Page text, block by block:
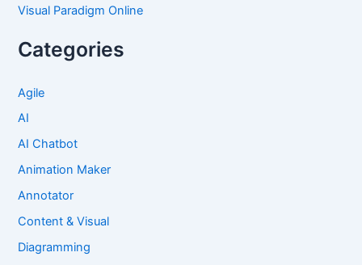
Visual Paradigm Online
Categories
Agile
AI
AI Chatbot
Animation Maker
Annotator
Content & Visual
Diagramming